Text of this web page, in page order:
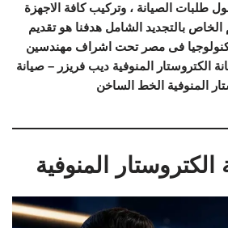
طلبات الصيانة ، وتركيب كافة الاجهزة
الخاص بالتجديد الشامل هدفنا هو تقديم
فى مصر تحت اشراف مهندسين
الكتروستار المنوفية ديب فريزر – صيانة
المنوفية الخط الساخن
المنوفية